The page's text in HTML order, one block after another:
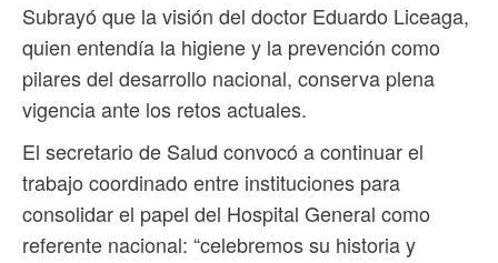
Subrayó que la visión del doctor Eduardo Liceaga,
quien entendía la higiene y la prevención como
pilares del desarrollo nacional, conserva plena
vigencia ante los retos actuales.
El secretario de Salud convocó a continuar el
trabajo coordinado entre instituciones para
consolidar el papel del Hospital General como
referente nacional: “celebremos su historia y